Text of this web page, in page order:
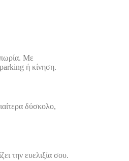
Με
ή κίνηση.
δύσκολο,
την ευελιξία σου.